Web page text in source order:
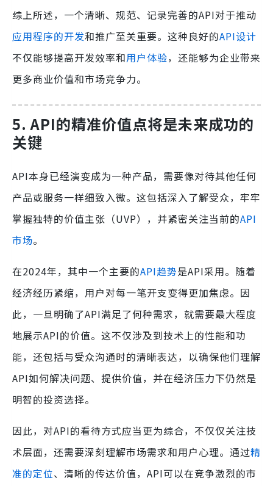
综上所述，一个清晰、规范、记录完善的API对于推动
应用程序的开发和推广至关重要。这种良好的API设计
不仅能够提高开发效率和用户体验，还能够为企业带来
更多商业价值和市场竞争力。
5. API的精准价值点将是未来成功的
关键
API本身已经演变成为一种产品，需要像对待其他任何
产品或服务一样细致入微。这包括深入了解受众，牢牢
掌握独特的价值主张（UVP），并紧密关注当前的API
市场。
在2024年，其中一个主要的API趋势是API采用。随着
经济经历紧缩，用户对每一笔开支变得更加焦虑。因
此，一旦明确了API满足了何种需求，就需要最大程度
地展示API的价值。这不仅涉及到技术上的性能和功
能，还包括与受众沟通时的清晰表达，以确保他们理解
API如何解决问题、提供价值，并在经济压力下仍然是
明智的投资选择。
因此，对API的看待方式应当更为综合，不仅仅关注技
术层面，还需要深刻理解市场需求和用户心理。通过精
准的定位、清晰的传达价值，API可以在竞争激烈的市